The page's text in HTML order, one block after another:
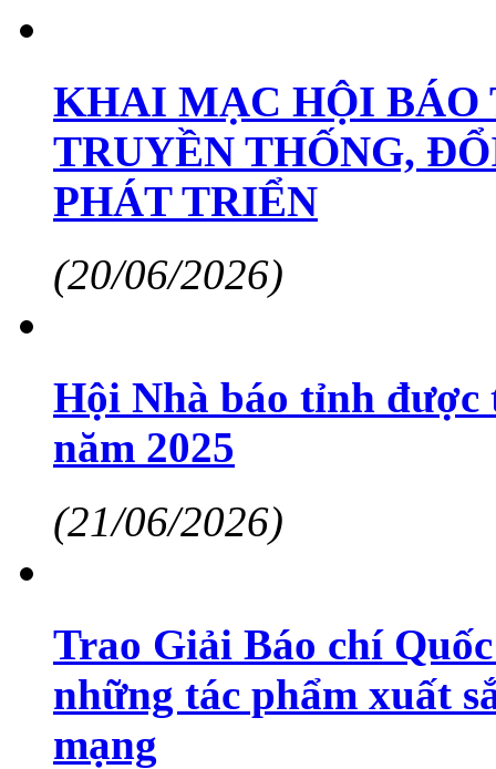
KHAI MẠC HỘI BÁO
TRUYỀN THỐNG,
PHÁT TRIỂN
(20/06/2026)
Hội Nhà báo tỉnh được
năm 2025
(21/06/2026)
Trao Giải Báo chí
những tác phẩm xuất
mạng